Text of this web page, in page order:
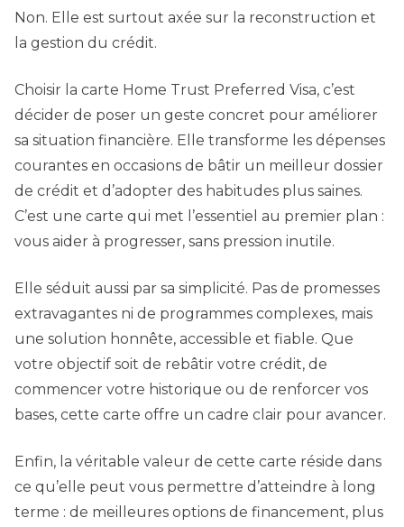
Non. Elle est surtout axée sur la reconstruction et
la gestion du crédit.
Choisir la carte Home Trust Preferred Visa, c’est
décider de poser un geste concret pour améliorer
sa situation financière. Elle transforme les dépenses
courantes en occasions de bâtir un meilleur dossier
de crédit et d’adopter des habitudes plus saines.
C’est une carte qui met l’essentiel au premier plan :
vous aider à progresser, sans pression inutile.
Elle séduit aussi par sa simplicité. Pas de promesses
extravagantes ni de programmes complexes, mais
une solution honnête, accessible et fiable. Que
votre objectif soit de rebâtir votre crédit, de
commencer votre historique ou de renforcer vos
bases, cette carte offre un cadre clair pour avancer.
Enfin, la véritable valeur de cette carte réside dans
ce qu’elle peut vous permettre d’atteindre à long
terme : de meilleures options de financement, plus